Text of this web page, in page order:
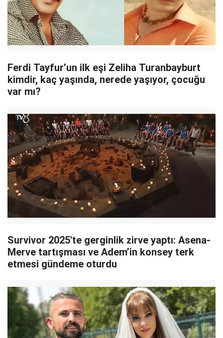
Ferdi Tayfur’un ilk eşi Zeliha Turanbayburt
kimdir, kaç yaşında, nerede yaşıyor, çocuğu
var mı?
Survivor 2025'te gerginlik zirve yaptı: Asena-
Merve tartışması ve Adem’in konsey terk
etmesi gündeme oturdu